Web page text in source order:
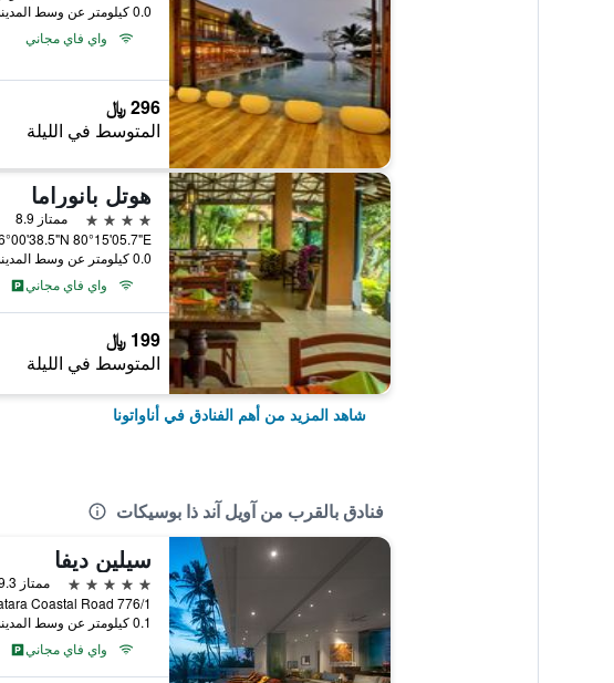
0.0 كيلومتر عن وسط المدينة
واي فاي مجاني
296 ﷼
المتوسط في الليلة
هوتل بانوراما
4 نجوم
ممتاز 8.9
0.0 كيلومتر عن وسط المدينة
واي فاي مجاني
199 ﷼
المتوسط في الليلة
شاهد المزيد من أهم الفنادق في أناواتونا
فنادق بالقرب من آويل آند ذا بوسيكات
سيلين ديفا
5 نجوم
ممتاز 9.3
0.1 كيلومتر عن وسط المدينة
واي فاي مجاني